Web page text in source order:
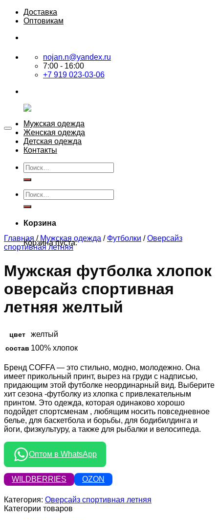
Skip
Доставка
Оптовикам
nojan.n@yandex.ru
7:00 - 16:00
+7 919 023-03-06
Мужская одежда
Женская одежда
Детская одежда
Контакты
Искать:
Искать:
Корзина
Корзина пуста.
Главная / Мужская одежда / Футболки / Оверсайз
спортивная летняя
Мужская футболка хлопок
оверсайз спортивная
летняя желтый
цвет желтый
состав 100% хлопок
Бренд COFFA — это стильно, модно, молодежно. Она
имеет прикольный принт, вырез на груди с надписью,
придающим этой футболке неординарный вид. Выберите
хит сезона -футболку из хлопка с привлекательным
принтом. Это одежда, которая одинаково хорошо
подойдет спортсменам , любящим носить повседневное
белье, для баскетбола и борьбы, для бодибилдинга и
йоги, физкультуру, а также для рыбалки и велосипеда.
Оптом в WhatsApp
WILDBERRIES OZON
Категория: Оверсайз спортивная летняя
Категории товаров